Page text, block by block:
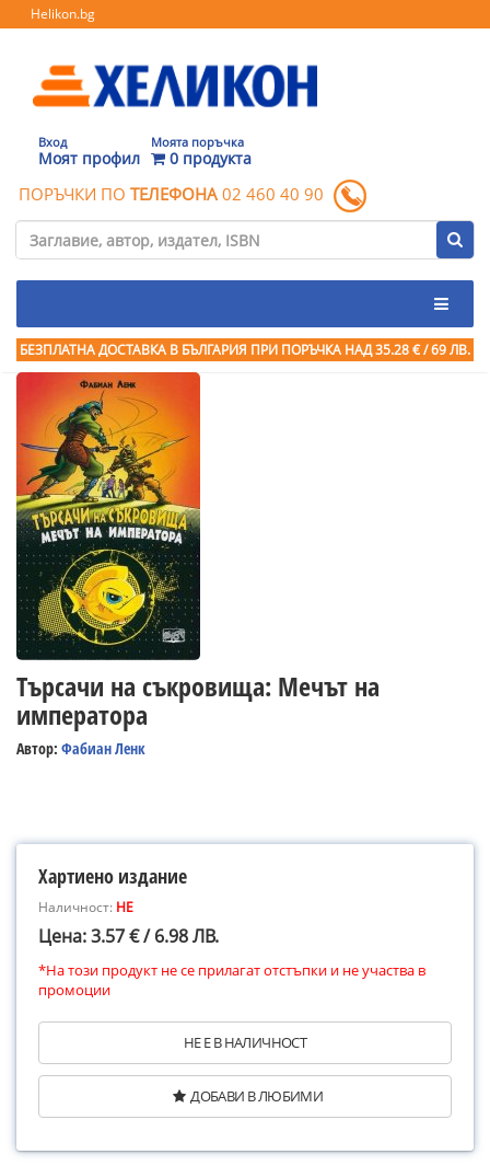
Helikon.bg
Вход
Моят профил
Моята поръчка
0 продукта
ПОРЪЧКИ ПО ТЕЛЕФОНА 02 460 40 90
БЕЗПЛАТНА ДОСТАВКА В БЪЛГАРИЯ ПРИ ПОРЪЧКА НАД 35.28 € / 69 ЛВ.
Търсачи на съкровища: Мечът на
императора
Автор: Фабиан Ленк
Хартиено издание
Наличност: НЕ
Цена: 3.57 € / 6.98 ЛВ.
*На този продукт не се прилагат отстъпки и не участва в
промоции
НЕ Е В НАЛИЧНОСТ
ДОБАВИ В ЛЮБИМИ